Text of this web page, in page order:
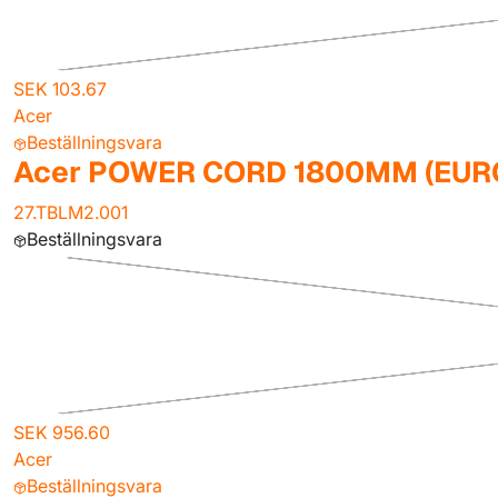
SEK 103.67
Acer
Beställningsvara
Acer POWER CORD 1800MM
27.TBLM2.001
Beställningsvara
SEK 956.60
Acer
Beställningsvara